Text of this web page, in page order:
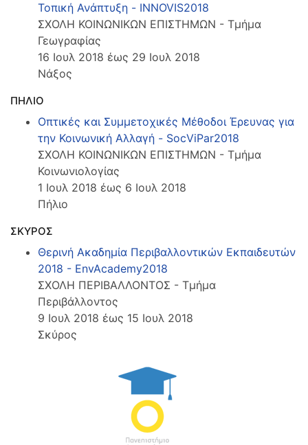
Τοπική Ανάπτυξη - INNOVIS2018
ΣΧΟΛΗ ΚΟΙΝΩΝΙΚΩΝ ΕΠΙΣΤΗΜΩΝ - Τμήμα
Γεωγραφίας
16 Ιουλ 2018 έως 29 Ιουλ 2018
Νάξος
ΠΗΛΙΟ
Οπτικές και Συμμετοχικές Μέθοδοι Έρευνας για
την Κοινωνική Αλλαγή - SocViPar2018
ΣΧΟΛΗ ΚΟΙΝΩΝΙΚΩΝ ΕΠΙΣΤΗΜΩΝ - Τμήμα
Κοινωνιολογίας
1 Ιουλ 2018 έως 6 Ιουλ 2018
Πήλιο
ΣΚΥΡΟΣ
Θερινή Ακαδημία Περιβαλλοντικών Εκπαιδευτών
2018 - EnvAcademy2018
ΣΧΟΛΗ ΠΕΡΙΒΑΛΛΟΝΤΟΣ - Τμήμα
Περιβάλλοντος
9 Ιουλ 2018 έως 15 Ιουλ 2018
Σκύρος